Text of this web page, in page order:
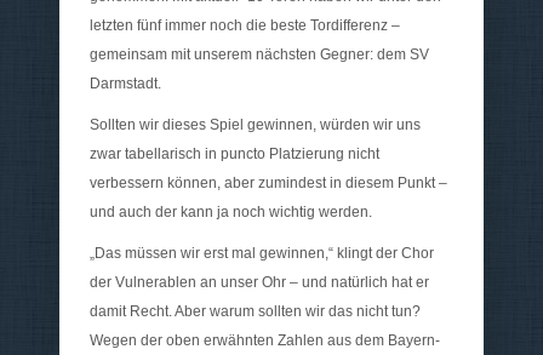
letzten fünf immer noch die beste Tordifferenz –
gemeinsam mit unserem nächsten Gegner: dem SV
Darmstadt.
Sollten wir dieses Spiel gewinnen, würden wir uns
zwar tabellarisch in puncto Platzierung nicht
verbessern können, aber zumindest in diesem Punkt –
und auch der kann ja noch wichtig werden.
„Das müssen wir erst mal gewinnen,“ klingt der Chor
der Vulnerablen an unser Ohr – und natürlich hat er
damit Recht. Aber warum sollten wir das nicht tun?
Wegen der oben erwähnten Zahlen aus dem Bayern-